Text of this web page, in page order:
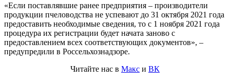
«Если поставлявшие ранее предприятия – производители
продукции пчеловодства не успевают до 31 октября 2021 года
предоставить необходимые сведения, то с 1 ноября 2021 года
процедура их регистрации будет начата заново с
предоставлением всех соответствующих документов», –
предупредили в Россельхознадзоре.
Читайте нас в Макс и ВК